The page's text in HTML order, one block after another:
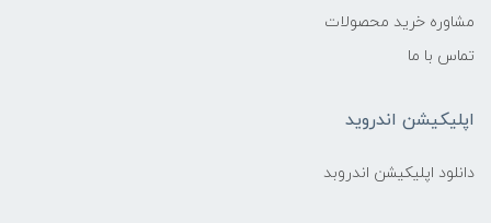
مشاوره خرید محصولات
تماس با ما
اپلیکیشن اندروید
دانلود اپلیکیشن اندروبد